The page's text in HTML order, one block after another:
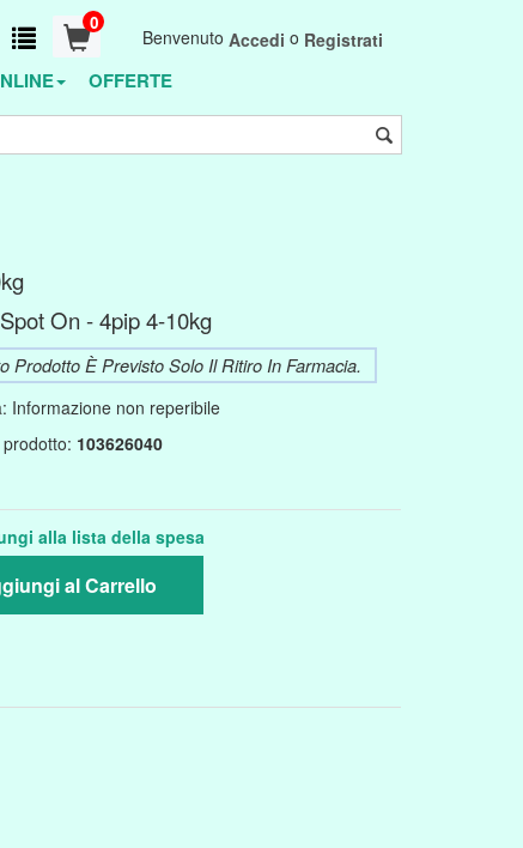
Benvenuto Accedi o Registrati
0
OFFERTE
On - 4pip 4-10kg
Prodotto È Previsto Solo Il Ritiro In Farmacia.
Informazione non reperibile
103626040
alla lista della spesa
al Carrello